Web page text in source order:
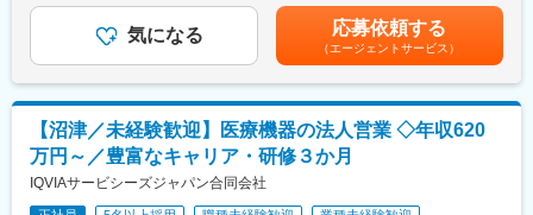
あります。
■チーム構成
・所属チームはマネージャー＋7名で構成
■担当製品
給与補足＞■業績賞与あり。業績賞与は固定年俸に対して12%。支
給額は業績により変動。賃金はあくまでも目安の金額であり、選
考を通じて上下する可能性があります。月給(月額)は固定手当を含
めた表記です。
気になる 応募依頼する
（エージェントサービス）
【沼津／未経験歓迎】医療機器の法人営業 ◇年収620
万円～／豊富なキャリア・研修３か月
IQVIAサービシーズジャパン合同会社